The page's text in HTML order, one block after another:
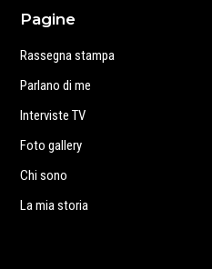
Pagine
Rassegna stampa
Parlano di me
Interviste TV
Foto gallery
Chi sono
La mia storia